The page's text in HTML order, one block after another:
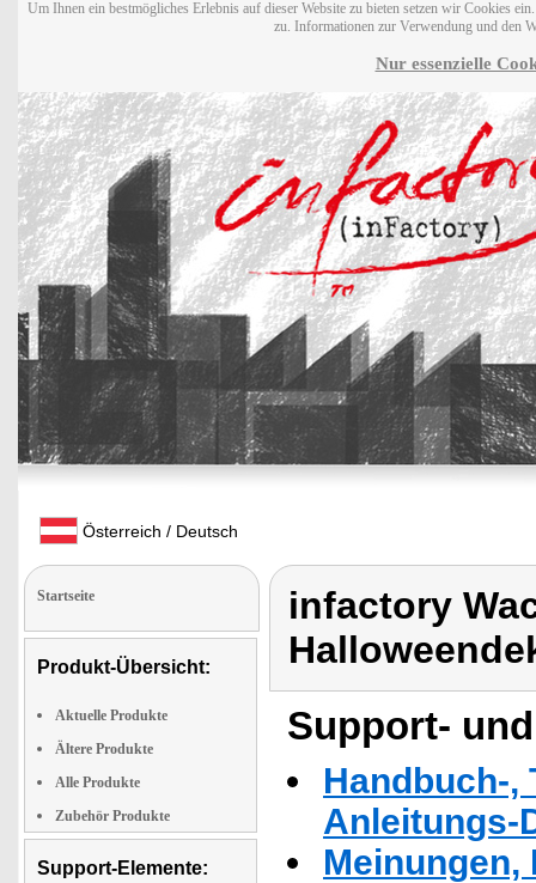
Um Ihnen ein bestmögliches Erlebnis auf dieser Website zu bieten setzen wir Cookies
zu. Informationen zur Verwendung und den
Nur essenzielle
Österreich / Deutsch
Startseite
Produkt-Übersicht:
Aktuelle Produkte
Ältere Produkte
Alle Produkte
Zubehör Produkte
Support-Elemente:
infactory
Support-
Handbuch-,
Anleitungs-